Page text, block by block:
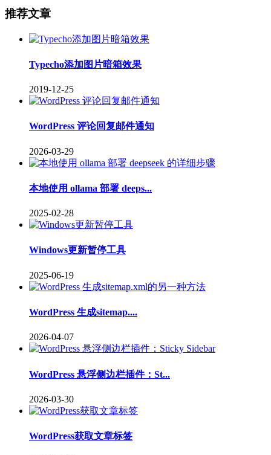
推荐文章
Typecho添加图片暗箱效果
2019-12-25
WordPress 评论回复邮件通知
2026-03-29
本地使用 ollama 部署 deeps...
2025-02-28
Windows更新暂停工具
2025-06-19
WordPress 生成sitemap....
2026-04-07
WordPress 悬浮侧边栏插件：St...
2026-03-30
WordPress获取文章标签